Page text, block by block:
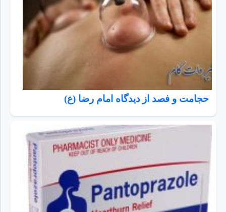
حجامت و فصد از دیدگاه امام رضا (ع)